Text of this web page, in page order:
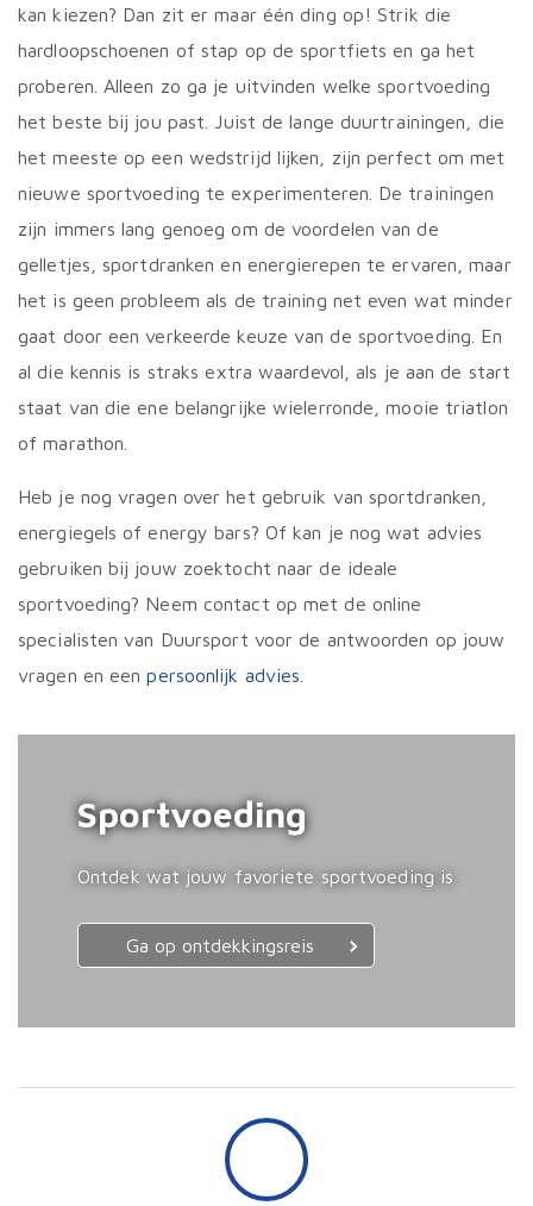
kan kiezen? Dan zit er maar één ding op! Strik die
hardloopschoenen of stap op de sportfiets en ga het
proberen. Alleen zo ga je uitvinden welke sportvoeding
het beste bij jou past. Juist de lange duurtrainingen, die
het meeste op een wedstrijd lijken, zijn perfect om met
nieuwe sportvoeding te experimenteren. De trainingen
zijn immers lang genoeg om de voordelen van de
gelletjes, sportdranken en energierepen te ervaren, maar
het is geen probleem als de training net even wat minder
gaat door een verkeerde keuze van de sportvoeding. En
al die kennis is straks extra waardevol, als je aan de start
staat van die ene belangrijke wielerronde, mooie triatlon
of marathon.
Heb je nog vragen over het gebruik van sportdranken,
energiegels of energy bars? Of kan je nog wat advies
gebruiken bij jouw zoektocht naar de ideale
sportvoeding? Neem contact op met de online
specialisten van Duursport voor de antwoorden op jouw
vragen en eenpersoonlijk advies
Sportvoeding
Ontdek wat jouw favoriete sportvoeding is
Ga op ontdekkingsreis